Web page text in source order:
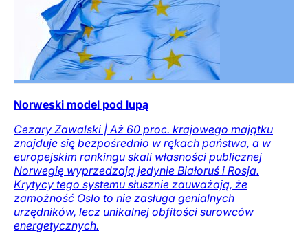
Norweski model pod lupą
Cezary Zawalski | Aż 60 proc. krajowego majątku
znajduje się bezpośrednio w rękach państwa, a w
europejskim rankingu skali własności publicznej
Norwegię wyprzedzają jedynie Białoruś i Rosja.
Krytycy tego systemu słusznie zauważają, że
zamożność Oslo to nie zasługa genialnych
urzędników, lecz unikalnej obfitości surowców
energetycznych.